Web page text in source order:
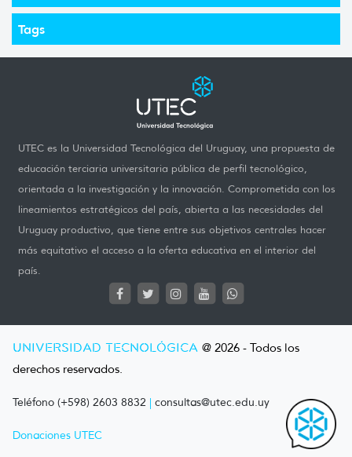
Tags
UTEC es la Universidad Tecnológica del Uruguay, una propuesta de
educación terciaria universitaria pública de perfil tecnológico,
orientada a la investigación y la innovación. Comprometida con los
lineamientos estratégicos del país, abierta a las necesidades del
Uruguay productivo, que tiene entre sus objetivos centrales hacer
más equitativo el acceso a la oferta educativa en el interior del
país.
UNIVERSIDAD TECNOLÓGICA @ 2026 - Todos los
derechos reservados.
Teléfono (+598) 2603 8832 | consultas@utec.edu.uy
Donaciones UTEC